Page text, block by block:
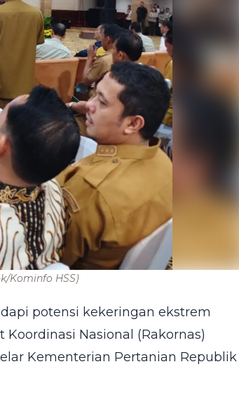
Kominfo HSS)
potensi kekeringan ekstrem
Nasional (Rakornas)
Kementerian Pertanian Republik